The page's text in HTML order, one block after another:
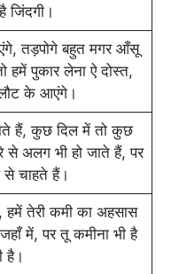
जिंदगी।
तड़पोगे बहुत मगर आँसू
हमें पुकार लेना ऐ दोस्त,
लौट के आएंगे।
हैं, कुछ दिल में तो कुछ
अलग भी हो जाते हैं, पर
से चाहते हैं।
हमें तेरी कमी का अहसास
में, पर तू कमीना भी है
है।